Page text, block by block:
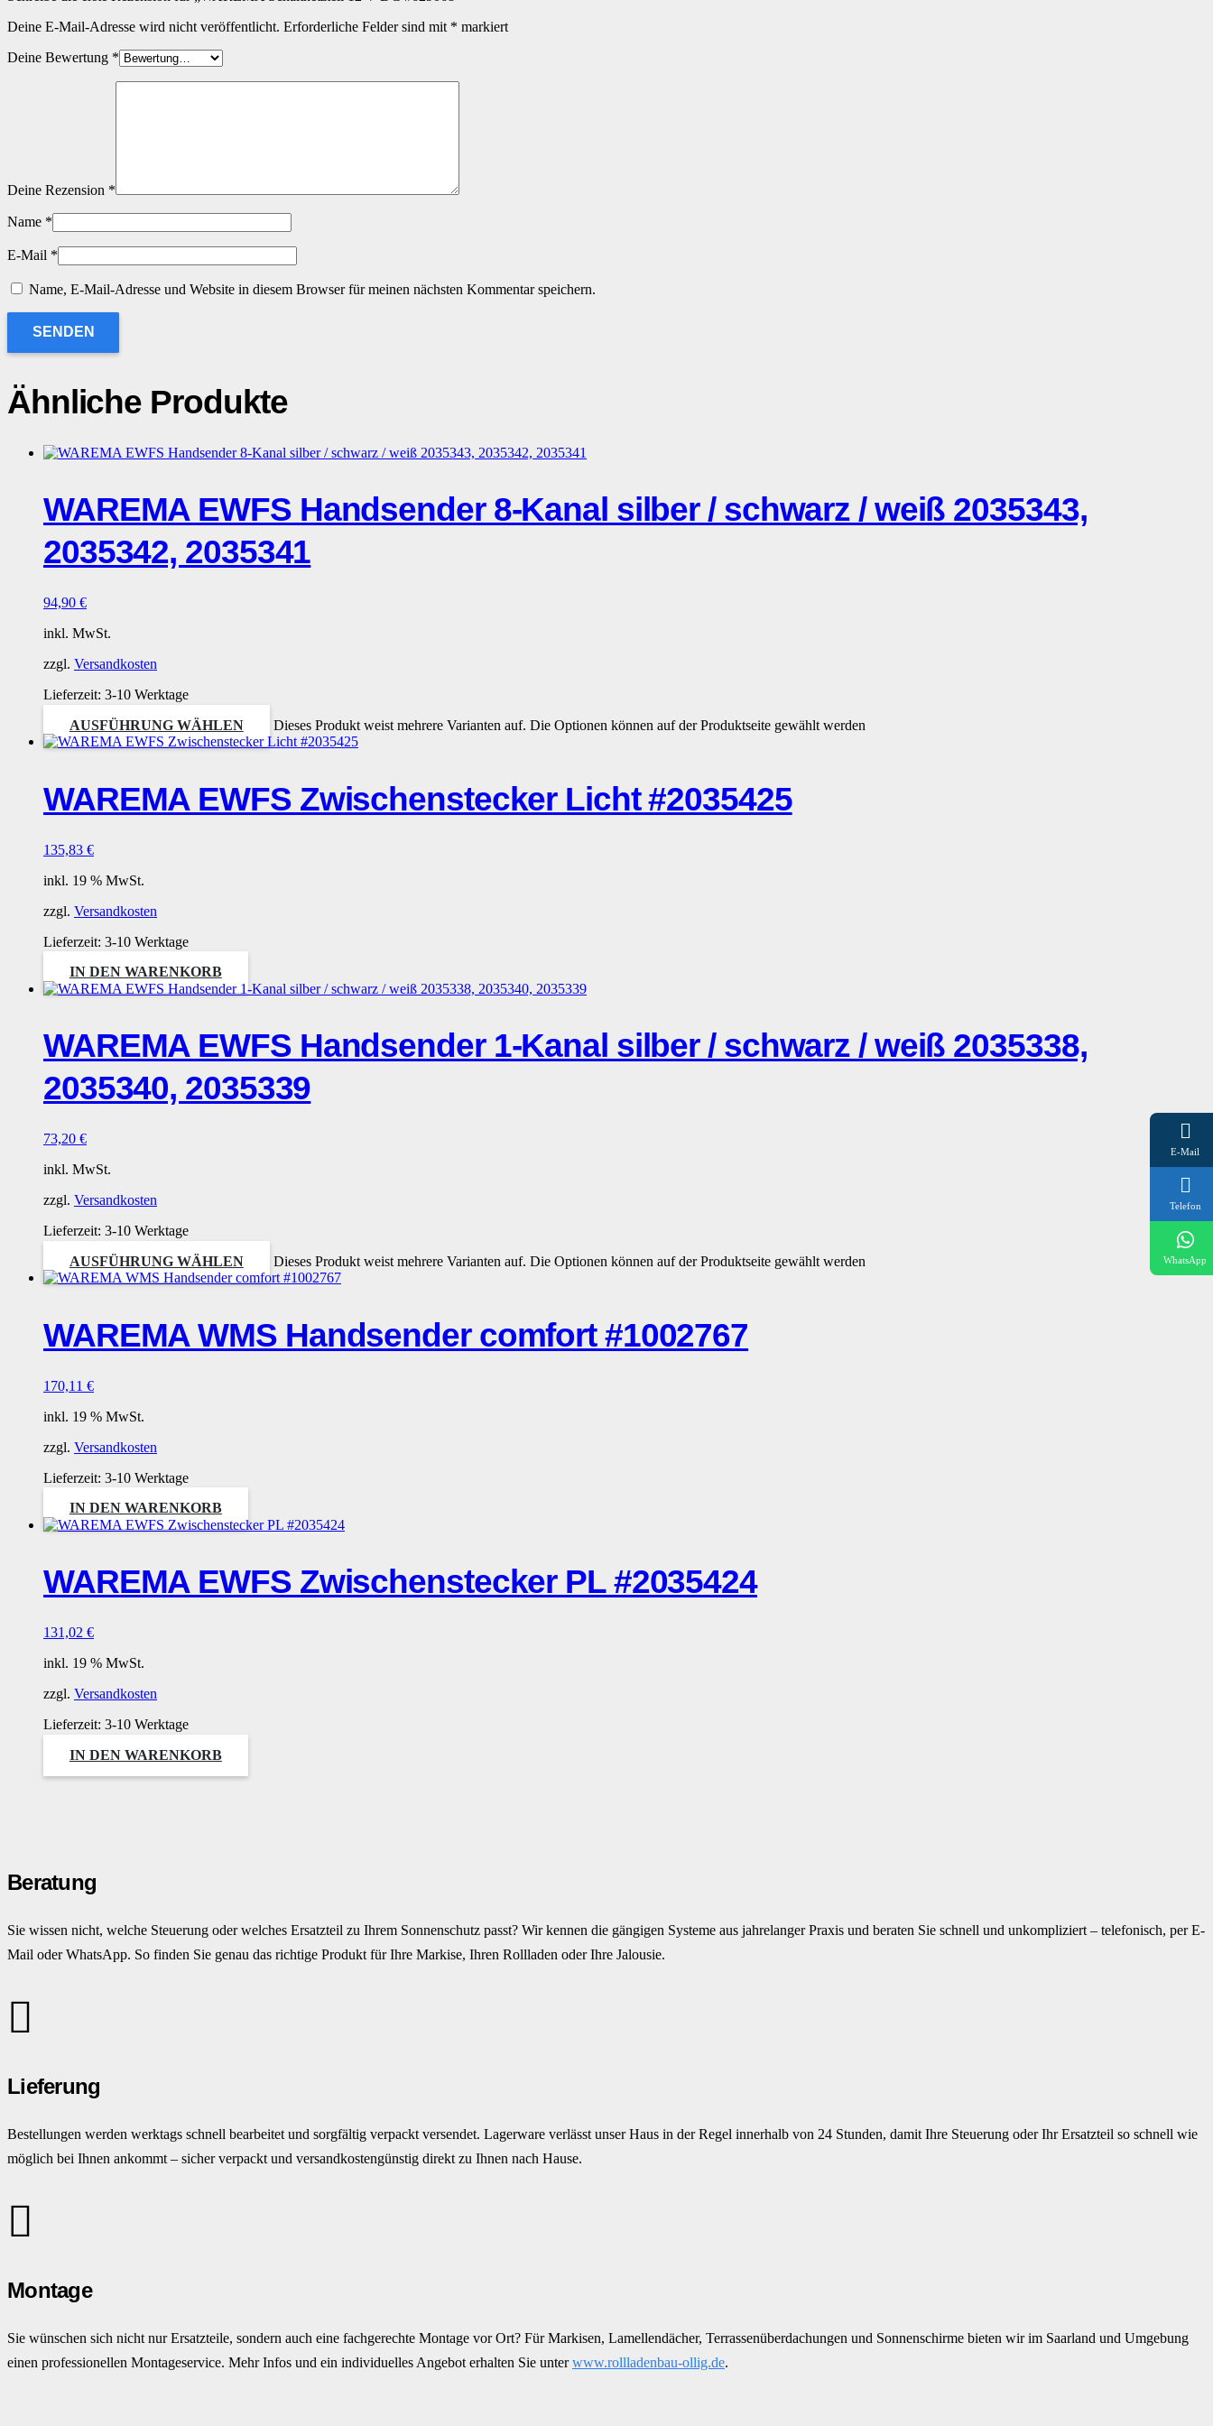
Deine E-Mail-Adresse wird nicht veröffentlicht. Erforderliche Felder sind mit * markiert
Deine Bewertung *
Deine Rezension *
Name *
E-Mail *
Name, E-Mail-Adresse und Website in diesem Browser für meinen nächsten Kommentar speichern.
Ähnliche Produkte
WAREMA EWFS Handsender 8-Kanal silber / schwarz / weiß 2035343,
2035342, 2035341
94,90 €
inkl. MwSt.
zzgl. Versandkosten
Lieferzeit: 3-10 Werktage
AUSFÜHRUNG WÄHLEN
Dieses Produkt weist mehrere Varianten auf. Die Optionen können auf der Produktseite gewählt werden
WAREMA EWFS Zwischenstecker Licht #2035425
135,83 €
inkl. 19 % MwSt.
zzgl. Versandkosten
Lieferzeit: 3-10 Werktage
IN DEN WARENKORB
WAREMA EWFS Handsender 1-Kanal silber / schwarz / weiß 2035338,
2035340, 2035339
73,20 €
inkl. MwSt.
zzgl. Versandkosten
Lieferzeit: 3-10 Werktage
AUSFÜHRUNG WÄHLEN
Dieses Produkt weist mehrere Varianten auf. Die Optionen können auf der Produktseite gewählt werden
WAREMA WMS Handsender comfort #1002767
170,11 €
inkl. 19 % MwSt.
zzgl. Versandkosten
Lieferzeit: 3-10 Werktage
IN DEN WARENKORB
WAREMA EWFS Zwischenstecker PL #2035424
131,02 €
inkl. 19 % MwSt.
zzgl. Versandkosten
Lieferzeit: 3-10 Werktage
IN DEN WARENKORB
Beratung
Sie wissen nicht, welche Steuerung oder welches Ersatzteil zu Ihrem Sonnenschutz passt? Wir kennen die gängigen Systeme aus jahrelanger Praxis und beraten Sie schnell und unkompliziert – telefonisch, per E-
Mail oder WhatsApp. So finden Sie genau das richtige Produkt für Ihre Markise, Ihren Rollladen oder Ihre Jalousie.
Lieferung
Bestellungen werden werktags schnell bearbeitet und sorgfältig verpackt versendet. Lagerware verlässt unser Haus in der Regel innerhalb von 24 Stunden, damit Ihre Steuerung oder Ihr Ersatzteil so schnell wie
möglich bei Ihnen ankommt – sicher verpackt und versandkostengünstig direkt zu Ihnen nach Hause.
Montage
Sie wünschen sich nicht nur Ersatzteile, sondern auch eine fachgerechte Montage vor Ort? Für Markisen, Lamellendächer, Terrassenüberdachungen und Sonnenschirme bieten wir im Saarland und Umgebung
einen professionellen Montageservice. Mehr Infos und ein individuelles Angebot erhalten Sie unterwww.rollladenbau-ollig.de.
E-Mail
Telefon
WhatsApp